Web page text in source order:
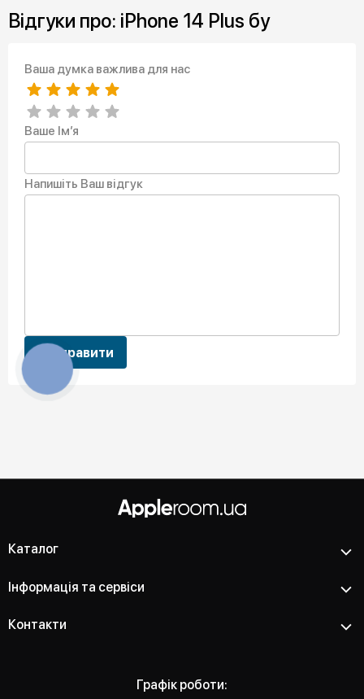
Відгуки про: iPhone 14 Plus бу
Ваша думка важлива для нас
Ваше Ім’я
Напишіть Ваш відгук
Відправити
Каталог
Інформація та сервіси
Контакти
Графік роботи: